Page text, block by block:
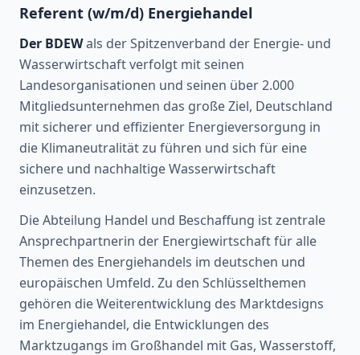
Referent (w/m/d) Energiehandel
Der BDEWals der Spitzenverband der Energie- und
Wasserwirtschaft verfolgt mit seinen
Landesorganisationen und seinen über 2.000
Mitgliedsunternehmen das große Ziel, Deutschland
mit sicherer und effizienter Energieversorgung in
die Klimaneutralität zu führen und sich für eine
sichere und nachhaltige Wasserwirtschaft
einzusetzen.
Die Abteilung Handel und Beschaffung ist zentrale
Ansprechpartnerin der Energiewirtschaft für alle
Themen des Energiehandels im deutschen und
europäischen Umfeld. Zu den Schlüsselthemen
gehören die Weiterentwicklung des Marktdesigns
im Energiehandel, die Entwicklungen des
Marktzugangs im Großhandel mit Gas, Wasserstoff,